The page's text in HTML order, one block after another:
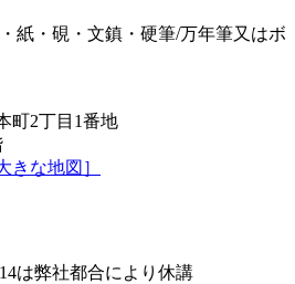
紙・硯・文鎮・硬筆/万年筆又はボ
町2丁目1番地
きな地図］
は弊社都合により休講